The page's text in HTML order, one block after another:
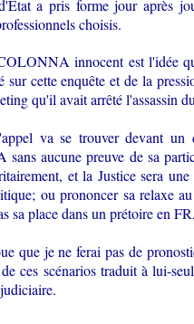
a pris forme jour après
choisis.
innocent est l'idée
sur cette enquête et de la
qu'il avait arrêté l'assassin
va se trouver devant un
aucune preuve de sa
et la Justice sera
ou prononcer sa relaxe
sa place dans un prétoire en
que je ne ferai pas de
ces scénarios traduit à lui-